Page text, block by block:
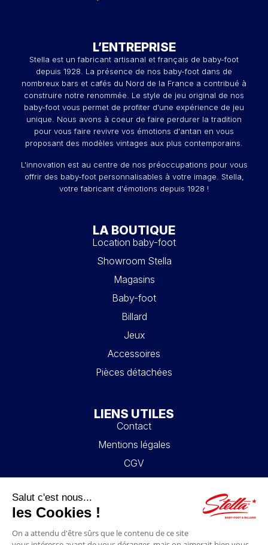
L’ENTREPRISE
Stella est un fabricant artisanal et français de baby-foot
depuis 1928. La présence de nos baby-foot dans de
nombreux bars et cafés du Nord de la France a contribué à
construire notre renommée. Le style de jeu original de nos
baby-foot vous permet de profiter d'une expérience de jeu
unique. Nous avons à coeur de faire perdurer la tradition
pour vous faire revivre vos émotions d'antan en vous
proposant des modèles vintages aux plus contemporains.
L'innovation est au centre de nos préoccupations pour vous
offrir des baby-foot personnalisables à votre image. Stella,
votre fabricant d'émotions depuis 1928 !
LA BOUTIQUE
Location baby-foot
Showroom Stella
Magasins
Baby-foot
Billard
Jeux
Accessoires
Pièces détachées
LIENS UTILES
Contact
Mentions légales
CGV
Mon compte